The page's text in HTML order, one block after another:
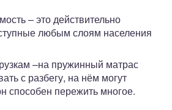
– это действительно
любым слоям населения
–на пружинный матрас
с разбегу, на нём могут
способен пережить многое.